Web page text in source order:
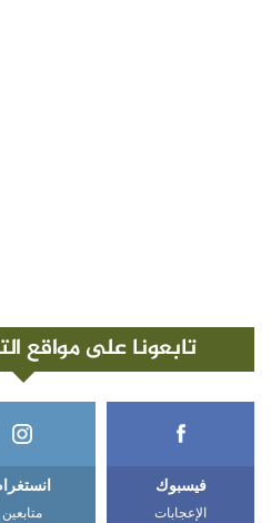
تابعونا على مواقع
فيسبوك
الإعجابات متابعين